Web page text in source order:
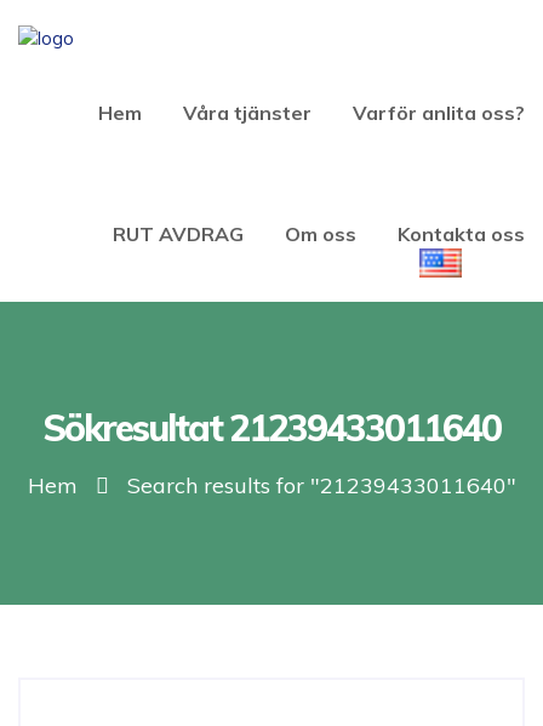
Hem Våra tjänster Varför anlita oss?
RUT AVDRAG Om oss Kontakta oss
Sökresultat 21239433011640
Hem Search results for "21239433011640"